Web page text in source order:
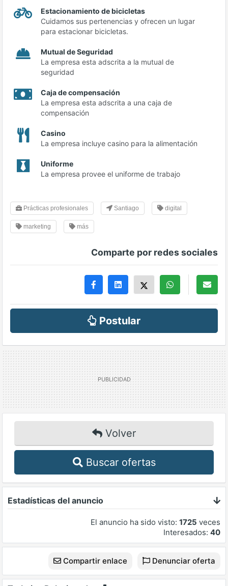
Estacionamiento de bicicletas
Cuidamos sus pertenencias y ofrecen un lugar
para estacionar bicicletas.
Mutual de Seguridad
La empresa esta adscrita a la mutual de
seguridad
Caja de compensación
La empresa esta adscrita a una caja de
compensación
Casino
La empresa incluye casino para la alimentación
Uniforme
La empresa provee el uniforme de trabajo
Prácticas profesionales Santiago digital
marketing más
Comparte por redes sociales
Postular
Volver
Buscar ofertas
Estadísticas del anuncio
El anuncio ha sido visto: 1725 veces
Interesados: 40
Compartir enlace Denunciar oferta